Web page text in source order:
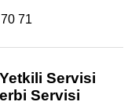
71
Servisi
Servisi